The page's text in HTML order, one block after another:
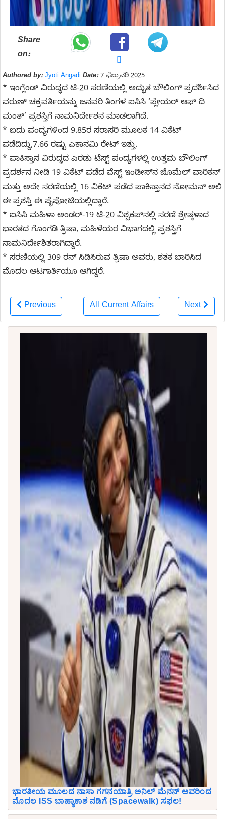
Share
on:
Authored by: Jyoti Angadi Date:7 ಫೆಬ್ರುವರಿ 2025
* ಇಂಗ್ಲೆಂಡ್ ವಿರುದ್ಧದ ಟಿ-20 ಸರಣಿಯಲ್ಲಿ ಅದ್ಭುತ ಬೌಲಿಂಗ್ ಪ್ರದರ್ಶಿಸಿದ
ವರುಣ್ ಚಕ್ರವರ್ತಿಯನ್ನು ಜನವರಿ ತಿಂಗಳ ಐಸಿಸಿ ‘ಪ್ಲೇಯರ್ ಆಫ್ ದಿ
ಮಂತ್’ ಪ್ರಶಸ್ತಿಗೆ ನಾಮನಿರ್ದೇಶನ ಮಾಡಲಾಗಿದೆ.
* ಐದು ಪಂದ್ಯಗಳಿಂದ 9.85ರ ಸರಾಸರಿ ಮೂಲಕ 14 ವಿಕೆಟ್
ಪಡೆದಿದ್ದು,7.66 ರಷ್ಟು ಎಕಾನಮಿ ರೇಟ್ ಇತ್ತು.
* ಪಾಕಿಸ್ತಾನ ವಿರುದ್ಧದ ಎರಡು ಟೆಸ್ಟ್ ಪಂದ್ಯಗಳಲ್ಲಿ ಉತ್ತಮ ಬೌಲಿಂಗ್
ಪ್ರದರ್ಶನ ನೀಡಿ 19 ವಿಕೆಟ್ ಪಡೆದ ವೆಸ್ಟ್ ಇಂಡೀಸ್‌ನ ಜೊಮೆಲ್ ವಾರಿಕನ್
ಮತ್ತು ಅದೇ ಸರಣಿಯಲ್ಲಿ 16 ವಿಕೆಟ್ ಪಡೆದ ಪಾಕಿಸ್ತಾನದ ನೋಮನ್ ಅಲಿ
ಈ ಪ್ರಶಸ್ತಿ ಈ ಪೈಪೋಟಿಯಲ್ಲಿದ್ದಾರೆ.
* ಐಸಿಸಿ ಮಹಿಳಾ ಅಂಡರ್-19 ಟಿ-20 ವಿಶ್ವಕಪ್‌ನಲ್ಲಿ ಸರಣಿ ಶ್ರೇಷ್ಠಳಾದ
ಭಾರತದ ಗೊಂಗಡಿ ತ್ರಿಷಾ, ಮಹಿಳೆಯರ ವಿಭಾಗದಲ್ಲಿ ಪ್ರಶಸ್ತಿಗೆ
ನಾಮನಿರ್ದೇಶಿತರಾಗಿದ್ದಾರೆ.
* ಸರಣಿಯಲ್ಲಿ 309 ರನ್‌ ಸಿಡಿಸಿರುವ ತ್ರಿಷಾ ಅವರು, ಶತಕ ಬಾರಿಸಿದ
ಮೊದಲ ಆಟಗಾರ್ತಿಯೂ ಆಗಿದ್ದರೆ.
Previous All Current Affairs Next
ಭಾರತೀಯ ಮೂಲದ ನಾಸಾ ಗಗನಯಾತ್ರಿ ಅನಿಲ್ ಮೆನನ್ ಅವರಿಂದ
ಮೊದಲ ISS ಬಾಹ್ಯಾಕಾಶ ನಡಿಗೆ (Spacewalk) ಸಫಲ!